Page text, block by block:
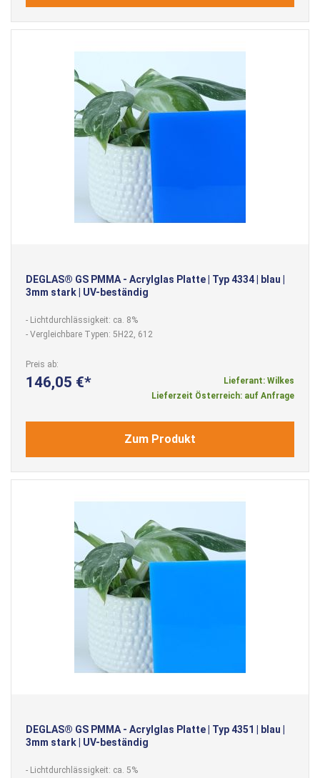
DEGLAS® GS PMMA - Acrylglas Platte | Typ 4334 | blau |
3mm stark | UV-beständig
- Lichtdurchlässigkeit: ca. 8%
- Vergleichbare Typen: 5H22, 612
Preis ab
146,05 €
Lieferant: Wilkes
Lieferzeit Österreich: auf Anfrage
Zum Produkt
DEGLAS® GS PMMA - Acrylglas Platte | Typ 4351 | blau |
3mm stark | UV-beständig
- Lichtdurchlässigkeit: ca. 5%